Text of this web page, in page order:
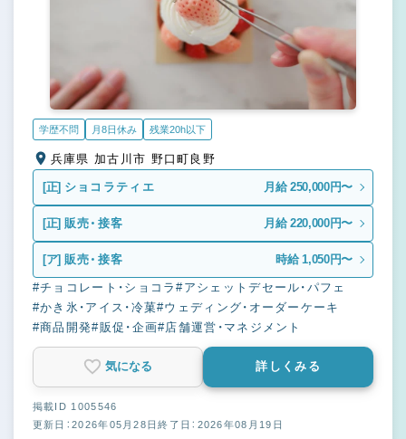
学歴不問 月8日休み 残業20h以下
兵庫県 加古川市 野口町良野
[正] ショコラティエ 月給 250,000円〜
[正] 販売・接客 月給 220,000円〜
[ア] 販売・接客 時給 1,050円〜
#チョコレート・ショコラ#アシェットデセール・パフェ
#かき氷・アイス・冷菓#ウェディング・オーダーケーキ
#商品開発#販促・企画#店舗運営・マネジメント
気になる 詳しくみる
掲載ID 1005546
更新日：2026年05月28日終了日：2026年08月19日